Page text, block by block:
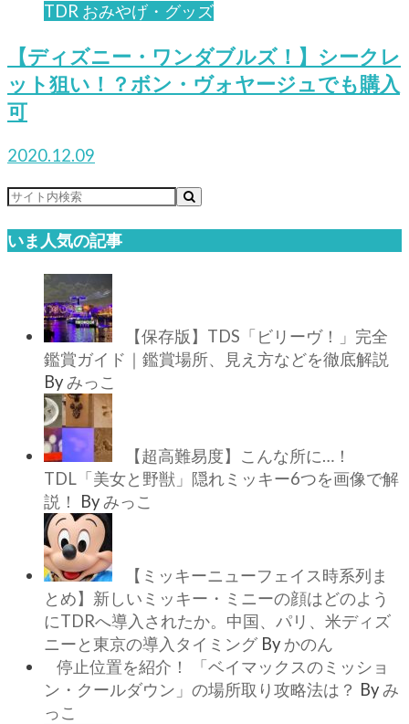
TDR おみやげ・グッズ
【ディズニー・ワンダブルズ！】シークレ
ット狙い！？ボン・ヴォヤージュでも購入
可
2020.12.09
いま人気の記事
【保存版】TDS「ビリーヴ！」完全
鑑賞ガイド｜鑑賞場所、見え方などを徹底解説
Byみっこ
【超高難易度】こんな所に…！
TDL「美女と野獣」隠れミッキー6つを画像で解
説！
Byみっこ
【ミッキーニューフェイス時系列ま
とめ】新しいミッキー・ミニーの顔はどのよう
にTDRへ導入されたか。中国、パリ、米ディズ
ニーと東京の導入タイミング By かのん
停止位置を紹介！ 「ベイマックスのミッショ
ン・クールダウン」の場所取り攻略法は？ Byみ
っこ